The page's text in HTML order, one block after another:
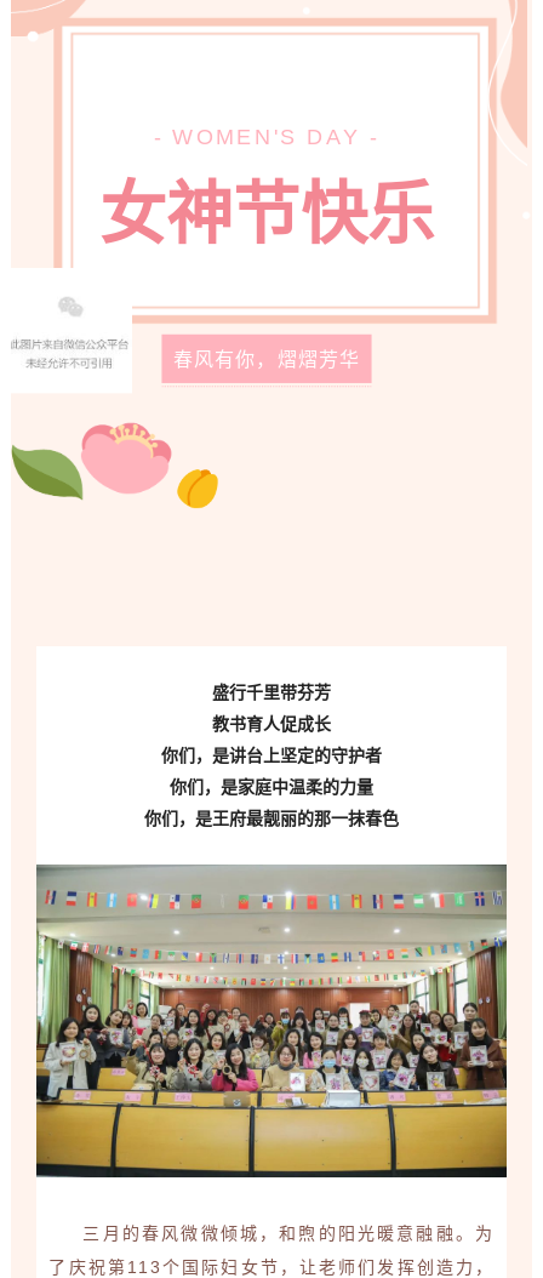
女神节快乐
春风有你，熠熠芳华
- WOMEN'S DAY -
盛行千里带芬芳
教书育人促成长
你们，是讲台上坚定的守护者
你们，是家庭中温柔的力量
你们，是王府最靓丽的那一抹春色
三月的春风微微倾城，和煦的阳光暖意融融。为
了庆祝第113个国际妇女节，让老师们发挥创造力，